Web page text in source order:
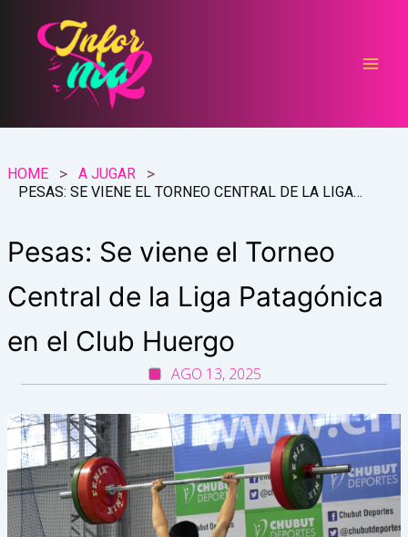
contenido
HOME
A JUGAR
PESAS: SE VIENE EL TORNEO CENTRAL DE LA LIGA PATAGÓNICA EN EL CLUB HUERGO
Pesas: Se viene el Torneo
Central de la Liga Patagónica
en el Club Huergo
AGO 13, 2025